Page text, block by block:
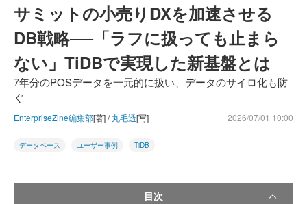
サミットの小売りDXを加速させる
DB戦略──「ラフに扱っても止まら
ない」TiDBで実現した新基盤とは
7年分のPOSデータを一元的に扱い、データのサイロ化も防
ぐ
EnterpriseZine編集部[著] /丸毛透[写] 2026/07/01 10:00
データベース ユーザー事例 TiDB
目次